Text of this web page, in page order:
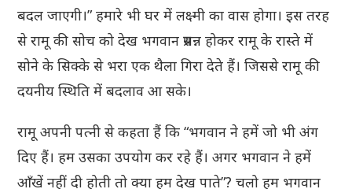
बदल जाएगी।” हमारे भी घर में लक्ष्मी का वास होगा। इस तरह
से रामू की सोच को देख भगवान प्रसन्न होकर रामू के रास्ते में
सोने के सिक्के से भरा एक थैला गिरा देते हैं। जिससे रामू की
दयनीय स्थिति में बदलाव आ सके।
रामू अपनी पत्नी से कहता हैं कि “भगवान ने हमें जो भी अंग
दिए हैं। हम उसका उपयोग कर रहे हैं। अगर भगवान ने हमें
आँखें नहीं दी होती तो क्या हम देख पाते”? चलो हम भगवान